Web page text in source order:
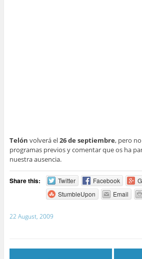
Telón volverá el26 de septiembre, pero
programas previos y comentar que os ha
nuestra ausencia.
Share this: Twitter Facebook
StumbleUpon
Email
22 August, 2009